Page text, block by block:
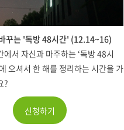
꾸는 '독방 48시간' (12.14~16)
에서 자신과 마주하는 ‘독방 48시
오셔서 한 해를 정리하는 시간을 가
?
신청하기